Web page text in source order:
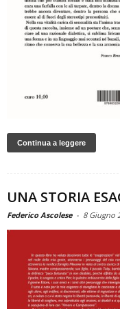
Continua a leggere
UNA STORIA
Federico Ascolese - 8 Giugno